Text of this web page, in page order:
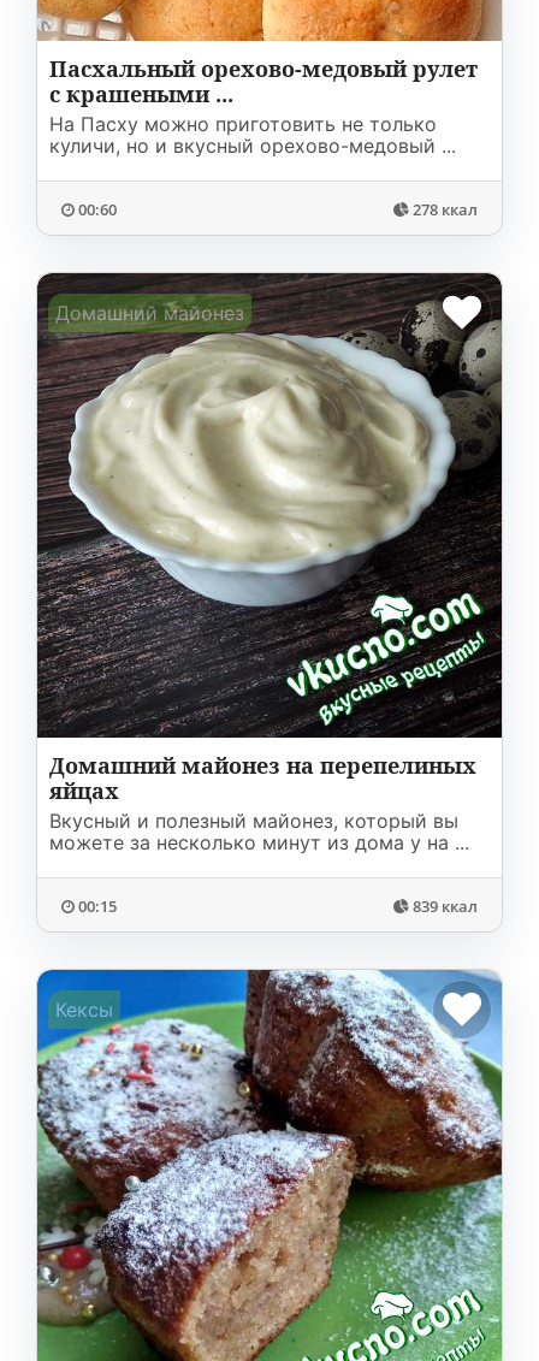
Пасхальный орехово-медовый рулет
с крашеными ...
На Пасху можно приготовить не только
куличи, но и вкусный орехово-медовый ...
00:60 278 ккал
Домашний майонез
Домашний майонез на перепелиных
яйцах
Вкусный и полезный майонез, который вы
можете за несколько минут из дома у на ...
00:15 839 ккал
Кексы